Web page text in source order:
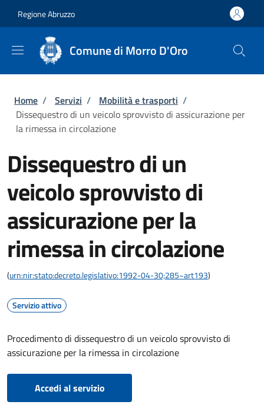
Regione Abruzzo
Comune di Morro D'Oro
Briciole di pane
Home / Servizi / Mobilità e trasporti /
Dissequestro di un veicolo sprovvisto di assicurazione per
la rimessa in circolazione
Dissequestro di un
veicolo sprovvisto di
assicurazione per la
rimessa in circolazione
(urn:nir:stato:decreto.legislativo:1992-04-30;285~art193)
Servizio attivo
Procedimento di dissequestro di un veicolo sprovvisto di
assicurazione per la rimessa in circolazione
Accedi al servizio